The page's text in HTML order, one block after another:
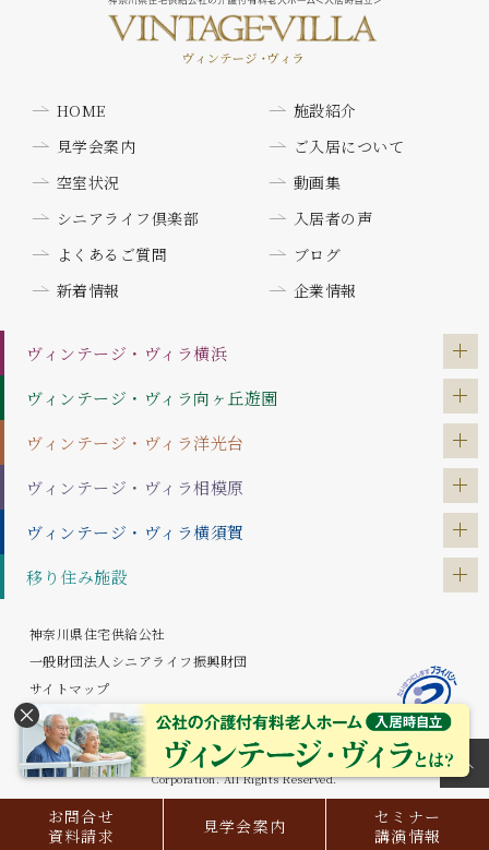
お問合せ
資料請求
見学会案内
セミナー
講演情報
HOME
施設紹介
見学会案内
ご入居について
空室状況
動画集
シニアライフ倶楽部
入居者の声
よくあるご質問
ブログ
新着情報
企業情報
ヴィンテージ・ヴィラ横浜
ヴィンテージ・ヴィラ向ヶ丘遊園
ヴィンテージ・ヴィラ洋光台
ヴィンテージ・ヴィラ相模原
ヴィンテージ・ヴィラ横須賀
移り住み施設
神奈川県住宅供給公社
一般財団法人シニアライフ振興財団
サイトマップ
プライバシーポリシー
Copyright © Kanagawa Prefectural Housing Supply
Corporation. All Rights Reserved.